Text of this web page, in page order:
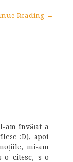
Reading →
am învățat a
:D), apoi
mi-am
o citesc, s-o